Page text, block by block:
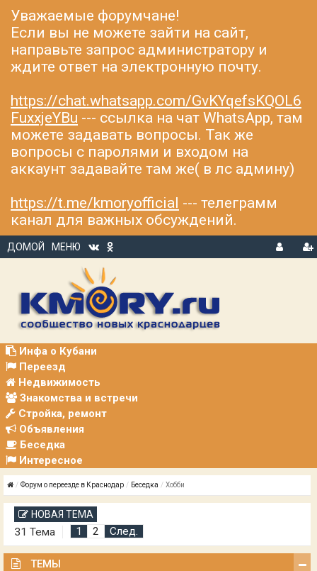
Уважаемые форумчане!
Если вы не можете зайти на сайт,
направьте запрос администратору и
ждите ответ на электронную почту.
https://chat.whatsapp.com/GvKYqefsKQOL6
FuxxjeYBu --- ссылка на чат WhatsApp, там
можете задавать вопросы. Так же
вопросы с паролями и входом на
аккаунт задавайте там же( в лс админу)
https://t.me/kmoryofficial --- телеграмм
канал для важных обсуждений.
ДОМОЙ
МЕНЮ
В
Р
Инфа о Кубани
Переезд
Недвижимость
Знакомства и встречи
Стройка, ремонт
Объявления
Беседка
Интересное
Форум о переезде в Краснодар Беседка Хобби
НОВАЯ ТЕМА
31 Тема 1 2 След.
ТЕМЫ